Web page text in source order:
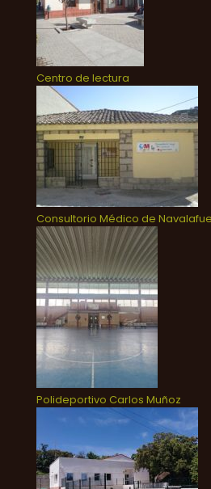
Centro de lectura
Consultorio Médico de
Polideportivo Carlos Muñoz